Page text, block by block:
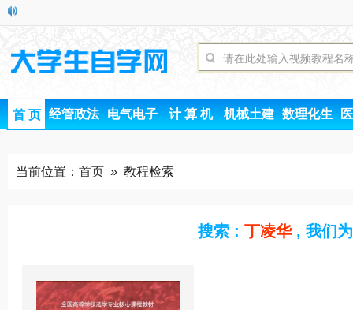
首 页 经管政法 电气电子 计 算 机 机械土建 数理化生
当前位置： 首页 » 教程检索
搜索 : 丁凌华 , 我们